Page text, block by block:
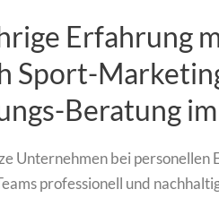
Erfahrung
Sport-
Beratung
Unternehmen bei personellen
professionell und